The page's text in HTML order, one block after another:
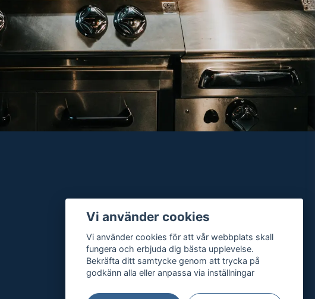
Vi använder cookies
Vi använder cookies för att vår webbplats skall
fungera och erbjuda dig bästa upplevelse.
Bekräfta ditt samtycke genom att trycka på
godkänn alla eller anpassa via inställningar